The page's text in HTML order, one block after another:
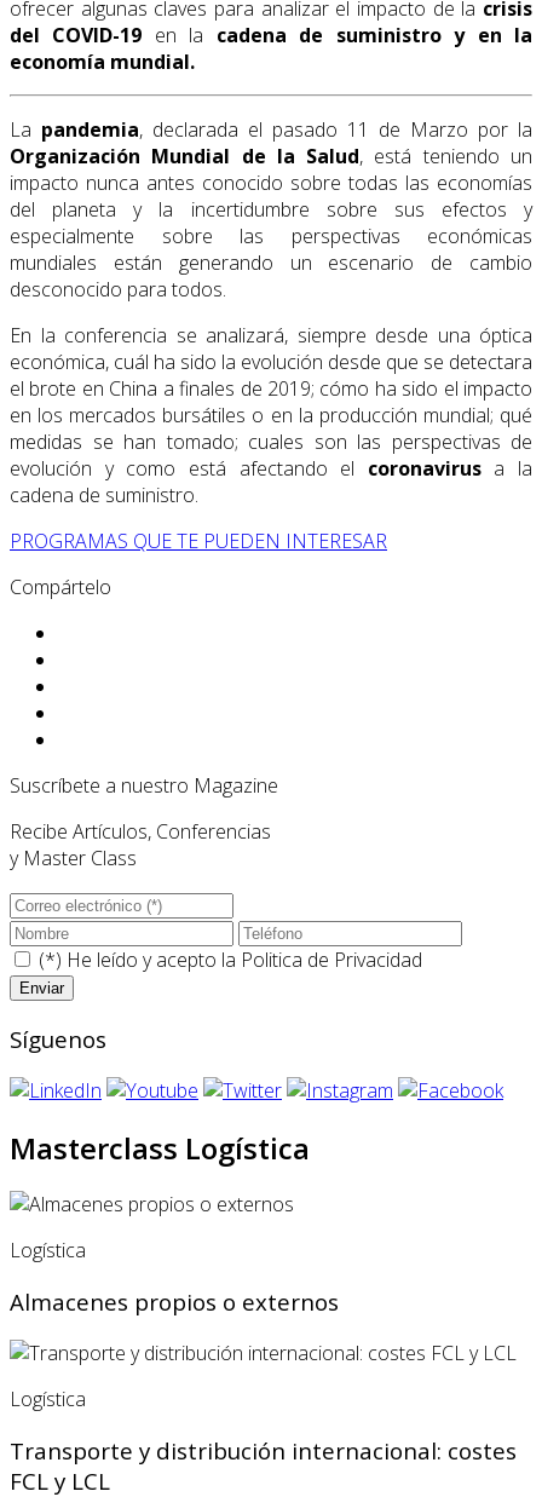
ofrecer algunas claves para analizar el impacto de la crisis
del COVID-19 en la cadena de suministro y en la
economía mundial.
La pandemia, declarada el pasado 11 de Marzo por la
Organización Mundial de la Salud, está teniendo un
impacto nunca antes conocido sobre todas las economías
del planeta y la incertidumbre sobre sus efectos y
especialmente sobre las perspectivas económicas
mundiales están generando un escenario de cambio
desconocido para todos.
En la conferencia se analizará, siempre desde una óptica
económica, cuál ha sido la evolución desde que se detectara
el brote en China a finales de 2019; cómo ha sido el impacto
en los mercados bursátiles o en la producción mundial; qué
medidas se han tomado; cuales son las perspectivas de
evolución y como está afectando el coronavirusa la
cadena de suministro.
PROGRAMAS QUE TE PUEDEN INTERESAR
Compártelo
Suscríbete a nuestro Magazine
Recibe Artículos, Conferencias
y Master Class
(*) He leído y acepto la Politica de Privacidad
Síguenos
Masterclass Logística
Logística
Almacenes propios o externos
Logística
Transporte y distribución internacional: costes
FCL y LCL